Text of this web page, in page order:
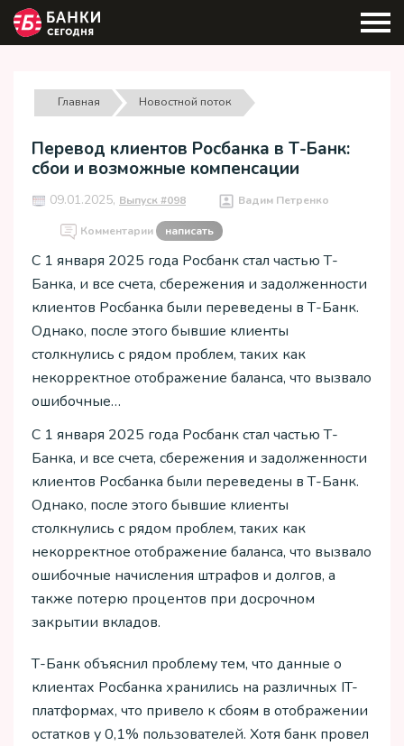
Главная Новостной поток
Перевод клиентов Росбанка в Т-Банк:
сбои и возможные компенсации
09.01.2025, Выпуск #098 Вадим Петренко
Комментарии написать
С 1 января 2025 года Росбанк стал частью Т-
Банка, и все счета, сбережения и задолженности
клиентов Росбанка были переведены в Т-Банк.
Однако, после этого бывшие клиенты
столкнулись с рядом проблем, таких как
некорректное отображение баланса, что вызвало
ошибочные…
С 1 января 2025 года Росбанк стал частью Т-
Банка, и все счета, сбережения и задолженности
клиентов Росбанка были переведены в Т-Банк.
Однако, после этого бывшие клиенты
столкнулись с рядом проблем, таких как
некорректное отображение баланса, что вызвало
ошибочные начисления штрафов и долгов, а
также потерю процентов при досрочном
закрытии вкладов.
Т-Банк объяснил проблему тем, что данные о
клиентах Росбанка хранились на различных IT-
платформах, что привело к сбоям в отображении
остатков у 0,1% пользователей. Хотя банк провел